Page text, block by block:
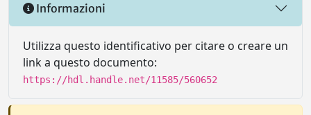
Informazioni
Utilizza questo identificativo per citare o creare un
link a questo documento:
https://hdl.handle.net/11585/560652